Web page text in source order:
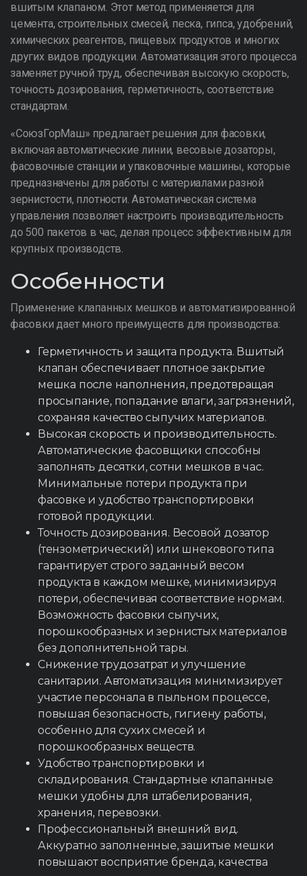
вшитым клапаном. Этот метод применяется для
цемента, строительных смесей, песка, гипса, удобрений,
химических реагентов, пищевых продуктов и многих
других видов продукции. Автоматизация этого процесса
заменяет ручной труд, обеспечивая высокую скорость,
точность дозирования, герметичность, соответствие
стандартам.
«СоюзГорМаш» предлагает решения для фасовки,
включая автоматические линии, весовые дозаторы,
фасовочные станции и упаковочные машины, которые
предназначены для работы с материалами разной
зернистости, плотности. Автоматическая система
управления позволяет настроить производительность
до 500 пакетов в час, делая процесс эффективным для
крупных производств.
Особенности
Применение клапанных мешков и автоматизированной
фасовки дает много преимуществ для производства:
Герметичность и защита продукта. Вшитый
клапан обеспечивает плотное закрытие
мешка после наполнения, предотвращая
просыпание, попадание влаги, загрязнений,
сохраняя качество сыпучих материалов.
Высокая скорость и производительность.
Автоматические фасовщики способны
заполнять десятки, сотни мешков в час.
Минимальные потери продукта при
фасовке и удобство транспортировки
готовой продукции.
Точность дозирования. Весовой дозатор
(тензометрический) или шнекового типа
гарантирует строго заданный весом
продукта в каждом мешке, минимизируя
потери, обеспечивая соответствие нормам.
Возможность фасовки сыпучих,
порошкообразных и зернистых материалов
без дополнительной тары.
Снижение трудозатрат и улучшение
санитарии. Автоматизация минимизирует
участие персонала в пыльном процессе,
повышая безопасность, гигиену работы,
особенно для сухих смесей и
порошкообразных веществ.
Удобство транспортировки и
складирования. Стандартные клапанные
мешки удобны для штабелирования,
хранения, перевозки.
Профессиональный внешний вид.
Аккуратно заполненные, зашитые мешки
повышают восприятие бренда, качества